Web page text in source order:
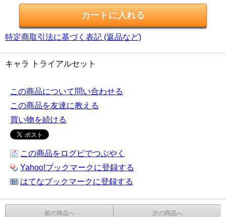
特定商取引法に基づく表記 (返品など)
キャラ トライアルセット
この商品について問い合わせる
この商品を友達に教える
買い物を続ける
この商品をログピでつぶやく
Yahoo!ブックマークに登録する
はてなブックマークに登録する
前の商品へ 次の商品へ